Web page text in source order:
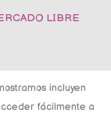
LIBRE
incluyen
fácilmente a